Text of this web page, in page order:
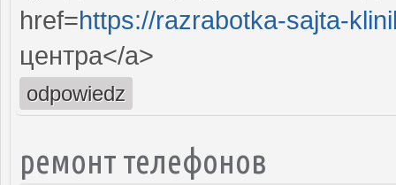
href=https://razrabotka-sajta-
центра</a>
odpowiedz
ремонт телефонов